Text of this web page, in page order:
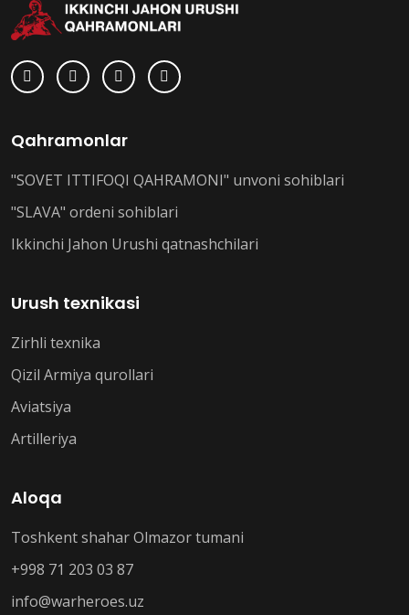
Qahramonlar
"SOVET ITTIFOQI QAHRAMONI" unvoni sohiblari
"SLAVA" ordeni sohiblari
Ikkinchi Jahon Urushi qatnashchilari
Urush texnikasi
Zirhli texnika
Qizil Armiya qurollari
Aviatsiya
Artilleriya
Aloqa
Toshkent shahar Olmazor tumani
+998 71 203 03 87
info@warheroes.uz